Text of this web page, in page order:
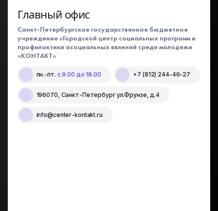
Главный офис
Санкт-Петербургское государственное бюджетное
учреждение «Городской центр социальных программ и
профилактики асоциальных явлений среди молодежи
«КОНТАКТ»
пн.-пт. с 9.00 до 18.00 +7 (812) 244-46-27
196070, Санкт-Петербург ул.Фрунзе, д.4
info@center-kontakt.ru